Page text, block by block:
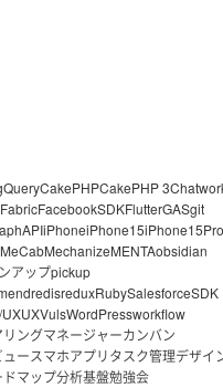
CakePHPCakePHP 3
FabricFacebookSDKFlutterGASgit
iPhoneiPhone15iPhone15Pro
MeCabMechanizeMENTAobsidian
アップpickup
redisreduxRubySalesforceSDK
UXVulsWordPressworkflow
ングマネージャーカンバン
ースマホアプリタスク管理デザイ
マップ分析基盤勉強会